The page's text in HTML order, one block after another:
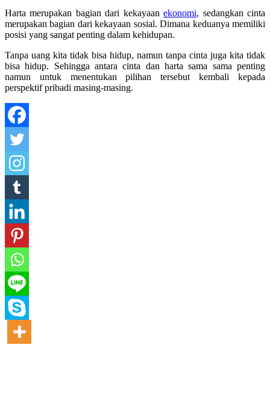
Harta merupakan bagian dari kekayaanekonomi, sedangkan cinta
merupakan bagian dari kekayaan sosial. Dimana keduanya memiliki
posisi yang sangat penting dalam kehidupan.
Tanpa uang kita tidak bisa hidup, namun tanpa cinta juga kita tidak
bisa hidup. Sehingga antara cinta dan harta sama sama penting
namun untuk menentukan pilihan tersebut kembali kepada
perspektif pribadi masing-masing.